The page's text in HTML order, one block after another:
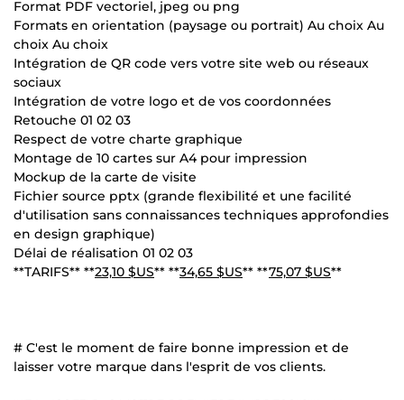
Format PDF vectoriel, jpeg ou png
Formats en orientation (paysage ou portrait) Au choix Au
choix Au choix
Intégration de QR code vers votre site web ou réseaux
sociaux
Intégration de votre logo et de vos coordonnées
Retouche 01 02 03
Respect de votre charte graphique
Montage de 10 cartes sur A4 pour impression
Mockup de la carte de visite
Fichier source pptx (grande flexibilité et une facilité
d'utilisation sans connaissances techniques approfondies
en design graphique)
Délai de réalisation 01 02 03
**TARIFS** **23,10 $US** **34,65 $US** **75,07 $US**
# C'est le moment de faire bonne impression et de
laisser votre marque dans l'esprit de vos clients.